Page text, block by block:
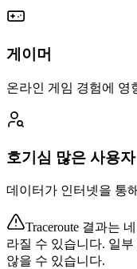
게이머
온라인 게임 경험에 영
호기심 많은 사용자
데이터가 인터넷을 통
Traceroute 결과는
라질 수 있습니다. 일부
않을 수 있습니다.